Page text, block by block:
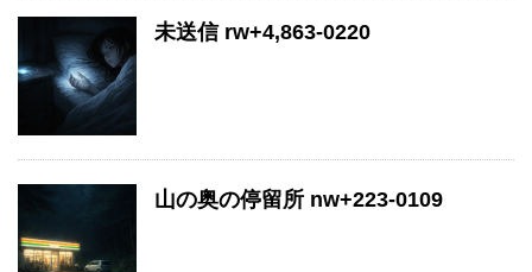
未送信 rw+4,863-0220
山の奥の停留所 nw+223-0109